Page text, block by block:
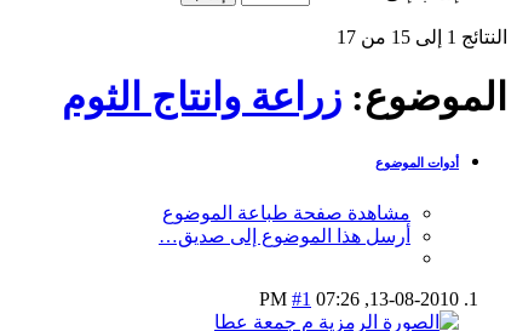
النتائج 1 إلى 15 من 17
الموضوع: زراعة وانتاج الثوم
أدوات الموضوع
مشاهدة صفحة طباعة الموضوع
أرسل هذا الموضوع إلى صديق…
13-08-2010,
07:26 PM
#1